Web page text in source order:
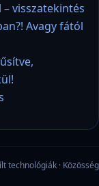
– visszatekintés
Avagy fától
technológiák · Közösség